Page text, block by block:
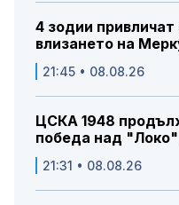
4 зодии
влизането на
21:45 • 08.08.26
ЦСКА 1948
победа над
21:31 • 08.08.26